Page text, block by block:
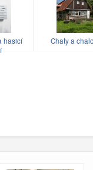
hasicí
Chaty a